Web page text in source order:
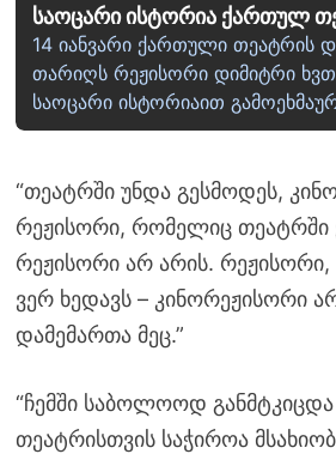
საოცარი ისტორია ქართულ
14 იანვარი ქართული თეატრის
თარიღს რეჟისორი დიმიტრი
საოცარი ისტორიაით
“თეატრში უნდა გესმოდეს,
რეჟისორი, რომელიც თეატრში
რეჟისორი არ არის.
ვერ ხედავს – კინორეჟისორი
დამემართა მეც.”
“ჩემში საბოლოოდ
თეატრისთვის საჭიროა